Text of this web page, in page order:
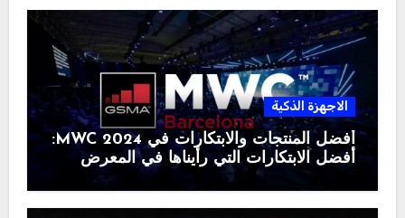
الاجهزة الذكية
أفضل المنتجات والابتكارات في MWC 2024:
أفضل الابتكارات التي رأيناها في المعرض